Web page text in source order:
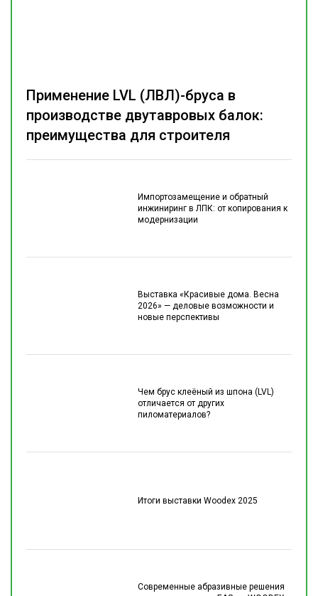
Импортозамещение и обратный
инжиниринг в ЛПК: от копирования к
модернизации
Выставка «Красивые дома. Весна
2026» — деловые возможности и
новые перспективы
Чем брус клеёный из шпона (LVL)
отличается от других
пиломатериалов?
Итоги выставки Woodex 2025
Современные абразивные решения
Применение LVL (ЛВЛ)-бруса в
производстве двутавровых балок:
преимущества для строителя